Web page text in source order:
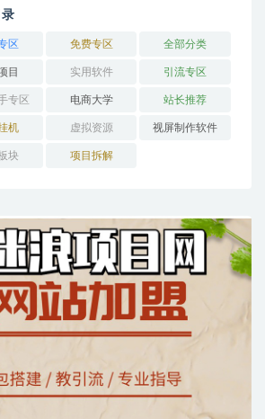
区 免费专区 全部分类
目 实用软件 引流专区
专区 电商大学 站长推荐
机 虚拟资源 视屏制作软件
块 项目拆解